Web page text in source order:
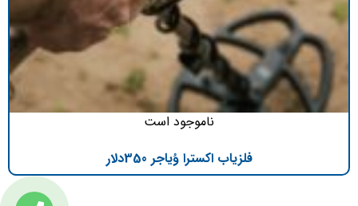
ناموجود است
فلزیاب اکسترا وُیاجر 350دلار